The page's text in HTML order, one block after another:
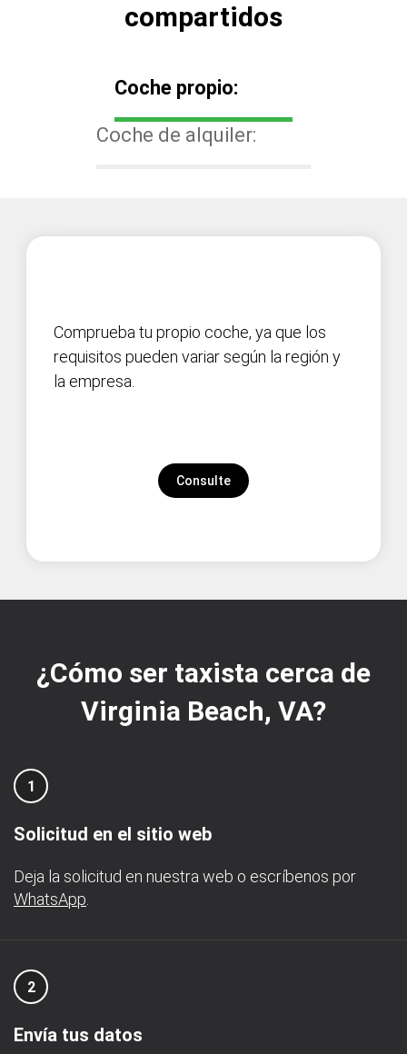
compartidos
Coche propio:
Coche de alquiler:
Comprueba tu propio coche, ya que los
requisitos pueden variar según la región y
la empresa.
Consulte
¿Cómo ser taxista cerca de
Virginia Beach, VA?
1
Solicitud en el sitio web
Deja la solicitud en nuestra web o escríbenos por
WhatsApp
2
Envía tus datos